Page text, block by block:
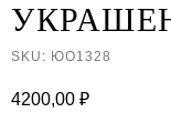
SKU: ЮО1328
4200,00 ₽